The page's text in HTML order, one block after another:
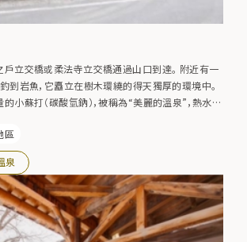
立交橋或柔法寺立交橋通過山口到達。 附近有一
到岩魚，它矗立在樹木環繞的得天獨厚的環境中。
小蘇打（碳酸氫鈉），被稱為“美麗的溫泉”，熱水摸
善血液迴圈，使身體溫暖。 甚至還有經常從附近城
區
泉